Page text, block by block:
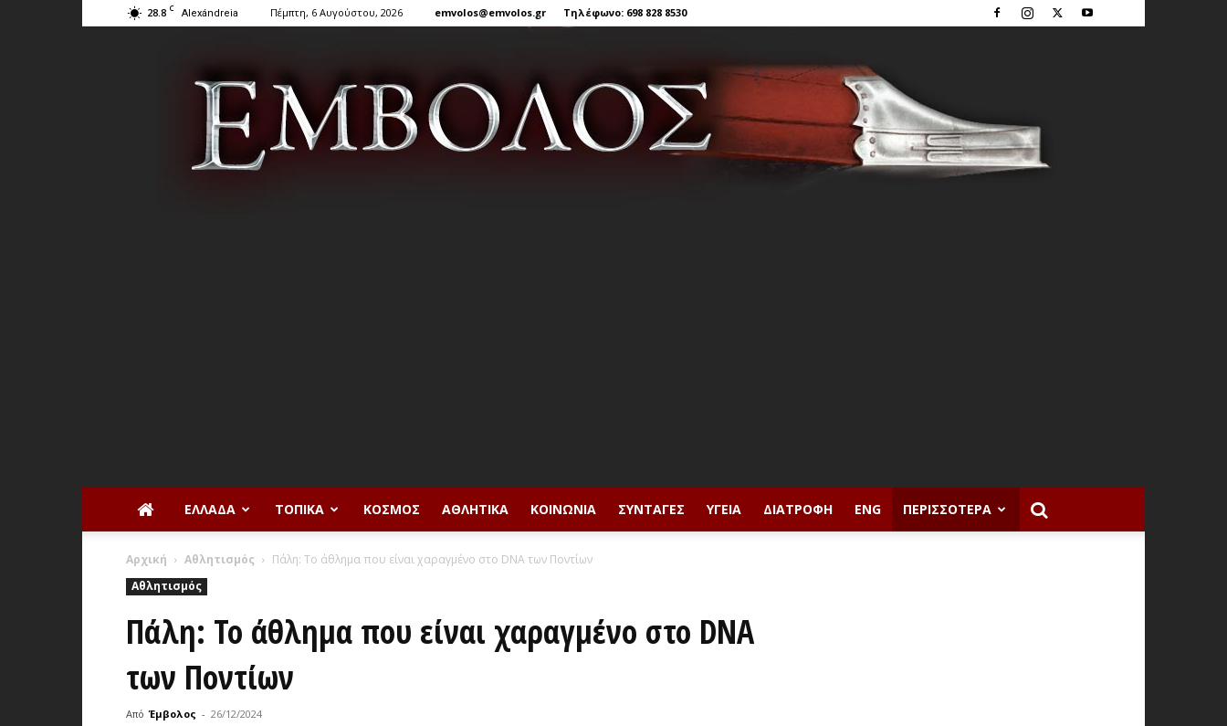
28.8 C Alexándreia Πέμπτη, 6 Αυγούστου, 2026 emvolos@emvolos.gr Τηλέφωνο: 698 828 8530
ΕΛΛΆΔΑ ΤΟΠΙΚΆ ΚΌΣΜΟΣ ΑΘΛΗΤΙΚΆ ΚΟΙΝΩΝΊΑ ΣΥΝΤΑΓΈΣ ΥΓΕΊΑ ΔΙΑΤΡΟΦΉ ENG ΠΕΡΙΣΣΌΤΕΡΑ
Αρχική Αθλητισμός
Πάλη: Το άθλημα που είναι χαραγμένο στο DNA των Ποντίων
Αθλητισμός
Πάλη: Το άθλημα που είναι χαραγμένο στο DNA
των Ποντίων
Από Έμβολος - 26/12/2024